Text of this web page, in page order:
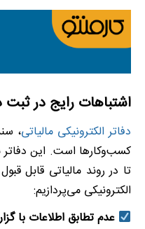
اشتباهات رایج در ثبت
دفاتر الکترونیکی مالیاتی،
کسب‌وکارها است. این دفاتر
تا در روند مالیاتی قابل
الکترونیکی می‌پردازیم:
عدم تطابق اطلاعات با